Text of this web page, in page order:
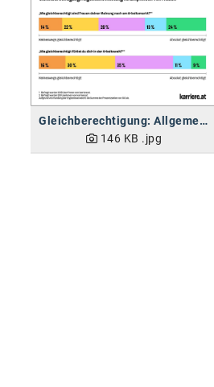
Gleichberechtigung: Allgemeine Meinung vs. Empfinden von Frauen
146 KB .jpg